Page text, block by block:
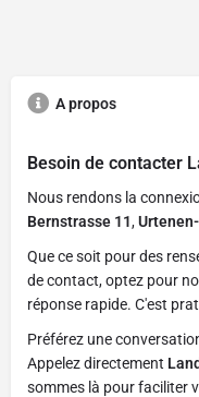
A propos
Besoin de contacter
Nous rendons la
Bernstrasse 11,
Que ce soit pour des
de contact, optez pour
réponse rapide. C'est
Préférez une
Appelez directement
sommes là pour faciliter